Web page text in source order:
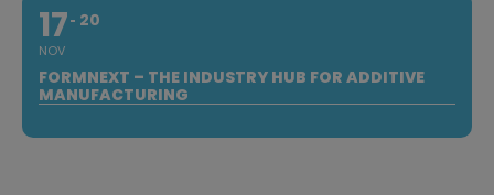
17
NOV
20
FORMNEXT – THE INDUSTRY HUB FOR ADDITIVE
MANUFACTURING